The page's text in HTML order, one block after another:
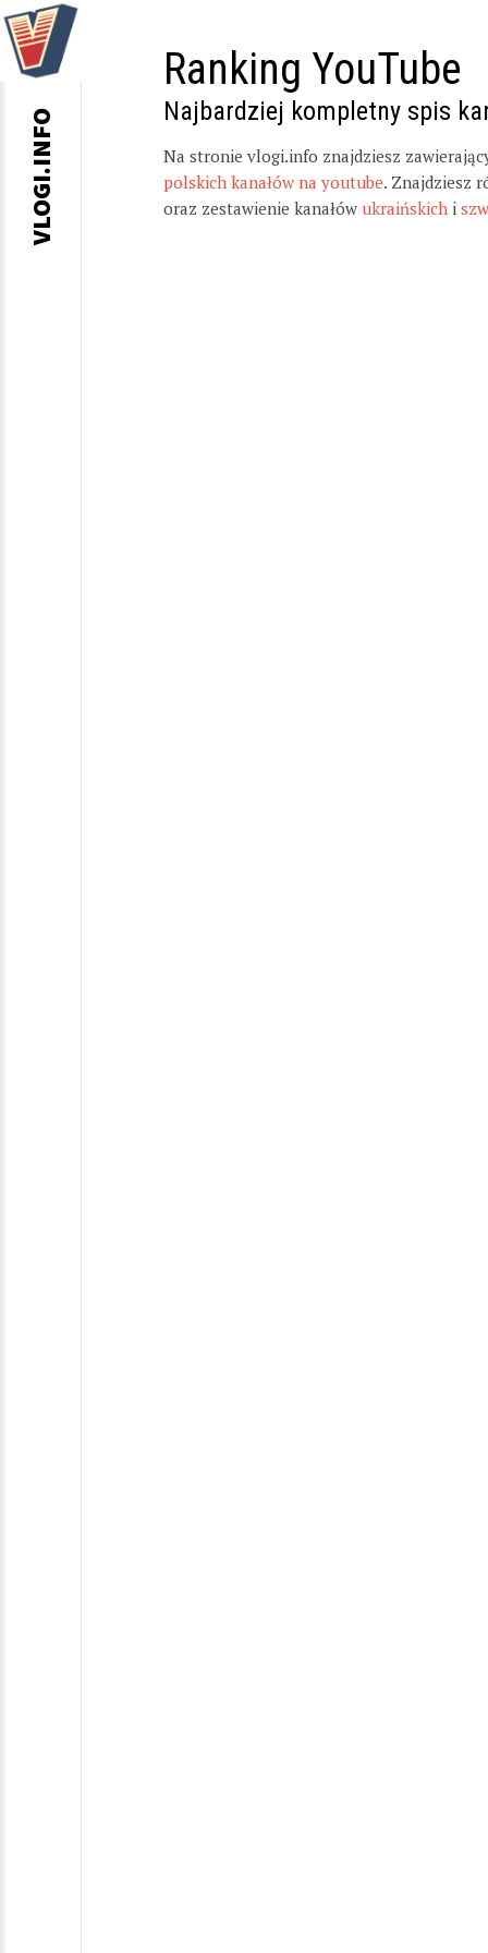
Ranking YouTube
Najbardziej kompletny spis
Na stronie vlogi.info znajdziesz
polskich kanałów na youtube. Znajdziesz
oraz zestawienie kanałów ukraińskich i
VLOGI.INFO